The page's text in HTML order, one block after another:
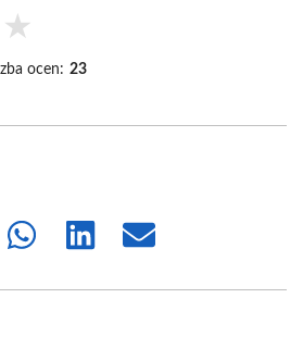
★
ocen: 23
Share
Share
Share